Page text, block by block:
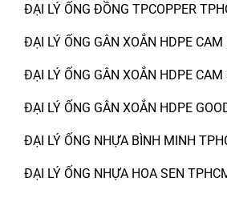
ĐẠI LÝ ỐNG ĐỒNG TPCOPPER
ĐẠI LÝ ỐNG GÂN XOẮN HDPE CAM
ĐẠI LÝ ỐNG GÂN XOẮN HDPE CAM
ĐẠI LÝ ỐNG GÂN XOẮN HDPE
ĐẠI LÝ ỐNG NHỰA BÌNH MINH
ĐẠI LÝ ỐNG NHỰA HOA SEN